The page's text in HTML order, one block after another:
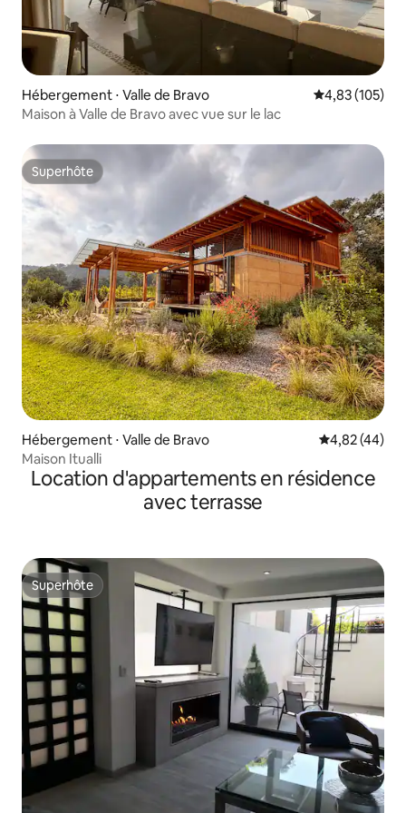
Hébergement ⋅ Valle de Bravo Évaluation
4,83 (105)
Maison à Valle de Bravo avec vue sur le lac
Superhôte
Superhôte
Hébergement ⋅ Valle de Bravo Évaluation
4,82 (44)
Maison Itualli
Location d'appartements en résidence
avec terrasse
Superhôte
Superhôte